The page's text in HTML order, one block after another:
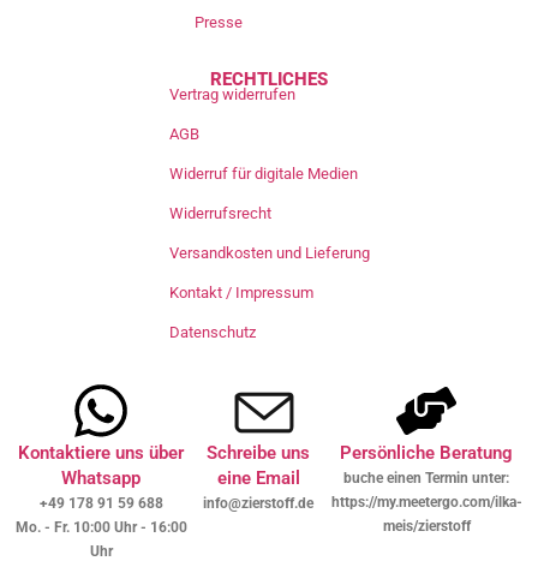
Presse
RECHTLICHES
Vertrag widerrufen
AGB
Widerruf für digitale Medien
Widerrufsrecht
Versandkosten und Lieferung
Kontakt / Impressum
Datenschutz
Kontaktiere uns über
Whatsapp
+49 178 91 59 688
Mo. - Fr. 10:00 Uhr - 16:00
Uhr
Schreibe uns
eine Email
info@zierstoff.de
Persönliche Beratung
buche einen Termin unter:
https://my.meetergo.com/ilka-
meis/zierstoff